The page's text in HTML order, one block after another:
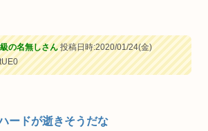
の名無しさん投稿日時:2020/01/24(金)
ードが逝きそうだな